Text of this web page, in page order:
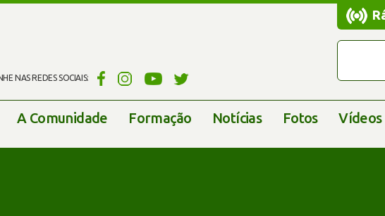
NAS REDES SOCIAIS:
A Comunidade Formação Notícias Fotos Vídeos